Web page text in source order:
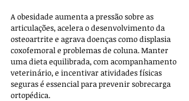
A obesidade aumenta a pressão sobre as
articulações, acelera o desenvolvimento da
osteoartrite e agrava doenças como displasia
coxofemoral e problemas de coluna. Manter
uma dieta equilibrada, com acompanhamento
veterinário, e incentivar atividades físicas
seguras é essencial para prevenir sobrecarga
ortopédica.